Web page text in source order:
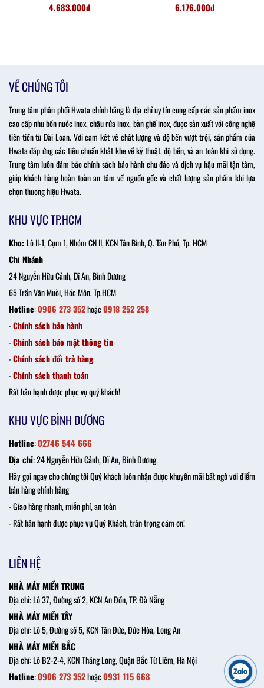
4.683.000đ 6.176.000đ
VỀ CHÚNG TÔI
Trung tâm phân phối Hwata chính hãng là địa chỉ uy tín cung cấp các sản phẩm inox
cao cấp như bồn nước inox, chậu rửa inox, bàn ghế inox, được sản xuất với công nghệ
tiên tiến từ Đài Loan. Với cam kết về chất lượng và độ bền vượt trội, sản phẩm của
Hwata đáp ứng các tiêu chuẩn khắt khe về kỹ thuật, độ bền, và an toàn khi sử dụng.
Trung tâm luôn đảm bảo chính sách bảo hành chu đáo và dịch vụ hậu mãi tận tâm,
giúp khách hàng hoàn toàn an tâm về nguồn gốc và chất lượng sản phẩm khi lựa
chọn thương hiệu Hwata.
KHU VỰC TP.HCM
Kho: Lô II-1, Cụm 1, Nhóm CN II, KCN Tân Bình, Q. Tân Phú, Tp. HCM
Chi Nhánh
24 Nguyễn Hữu Cảnh, Dĩ An, Bình Dương
65 Trần Văn Mười, Hóc Môn, Tp.HCM
Hotline:0906 273 352hoặc0918 252 258
-Chính sách bảo hành
-Chính sách bảo mật thông tin
-Chính sách đổi trả hàng
-Chính sách thanh toán
Rất hân hạnh được phục vụ quý khách!
KHU VỰC BÌNH DƯƠNG
Hotline:02746 544 666
Địa chỉ: 24 Nguyễn Hữu Cảnh, Dĩ An, Bình Dương
Hãy gọi ngay cho chúng tôi Quý khách luôn nhận được khuyến mãi bất ngờ với điểm
bán hàng chính hãng
- Giao hàng nhanh, miễn phí, an toàn
- Rất hân hạnh được phục vụ Quý Khách, trân trọng cảm ơn!
LIÊN HỆ
NHÀ MÁY MIỀN TRUNG
Địa chỉ: Lô 37, Đường số 2, KCN An Đồn, TP. Đà Nẵng
NHÀ MÁY MIỀN TÂY
Địa chỉ: Lô 5, Đường số 5, KCN Tân Đức, Đức Hòa, Long An
NHÀ MÁY MIỀN BẮC
Địa chỉ: Lô B2-2-4, KCN Thăng Long, Quận Bắc Từ Liêm, Hà Nội
Hotline:0906 273 352hoặc0931 115 668